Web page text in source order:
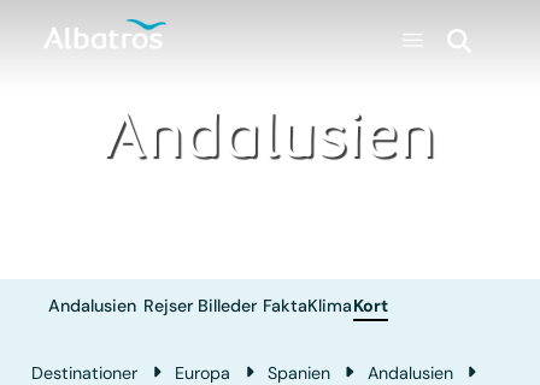
Andalusien
Andalusien Rejser Billeder FaktaKlimaKort
Destinationer Europa Spanien
Andalusien